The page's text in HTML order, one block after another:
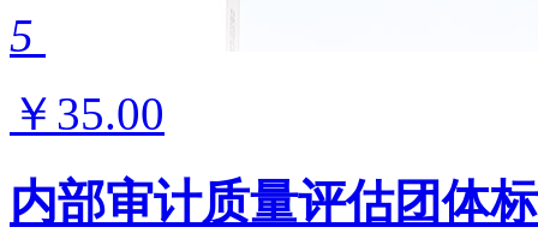
5
￥35.00
内部审计质量评估团体